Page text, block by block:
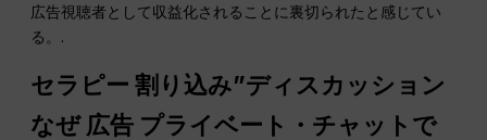
広告視聴者として収益化されることに裏切られたと感じてい
る。.
セラピー割り込み”ディスカッション
なぜ 広告 プライベート・チャットで